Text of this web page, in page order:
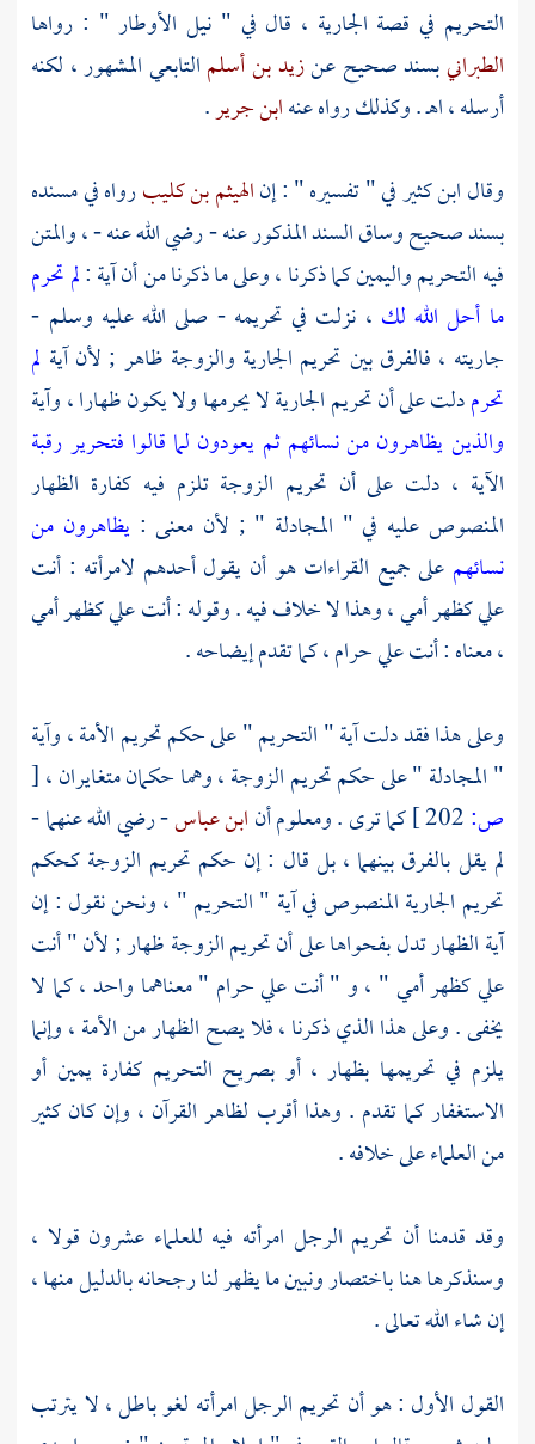
التحريم في قصة الجارية ، قال في " نيل الأوطار " : رواها
الطبرانيبسند صحيح عنزيد بن أسلمالتابعي المشهور ، لكنه
أرسله ، اهـ . وكذلك رواه عنهابن جرير.
وقالابن كثيرفي " تفسيره " : إنالهيثم بن كليبرواه في مسنده
بسند صحيح وساق السند المذكور عنه - رضي الله عنه - ، والمتن
فيه التحريم واليمين كما ذكرنا ، وعلى ما ذكرنا من أن آية :لم تحرم
ما أحل الله لك ، نزلت في تحريمه - صلى الله عليه وسلم -
جاريته ، فالفرق بين تحريم الجارية والزوجة ظاهر ; لأن آية لم
تحرمدلت على أن تحريم الجارية لا يحرمها ولا يكون ظهارا ، وآية
والذين يظاهرون من نسائهم ثم يعودون لما قالوا فتحرير رقبة
الآية ، دلت على أن تحريم الزوجة تلزم فيه كفارة الظهار
المنصوص عليه في " المجادلة " ; لأن معنى :يظاهرون من
نسائهم على جميع القراءات هو أن يقول أحدهم لامرأته : أنت
علي كظهر أمي ، وهذا لا خلاف فيه . وقوله : أنت علي كظهر أمي
، معناه : أنت علي حرام ، كما تقدم إيضاحه .
وعلى هذا فقد دلت آية " التحريم " على حكم تحريم الأمة ، وآية
" المجادلة " على حكم تحريم الزوجة ، وهما حكمان متغايران ،[
ص:
كما ترى . ومعلوم أنابن عباس- رضي الله عنهما -
لم يقل بالفرق بينهما ، بل قال : إن حكم تحريم الزوجة كحكم
تحريم الجارية المنصوص في آية " التحريم " ، ونحن نقول : إن
آية الظهار تدل بفحواها على أن تحريم الزوجة ظهار ; لأن " أنت
علي كظهر أمي " ، و " أنت علي حرام " معناهما واحد ، كما لا
يخفى . وعلى هذا الذي ذكرنا ، فلا يصح الظهار من الأمة ، وإنما
يلزم في تحريمها بظهار ، أو بصريح التحريم كفارة يمين أو
الاستغفار كما تقدم . وهذا أقرب لظاهر القرآن ، وإن كان كثير
من العلماء على خلافه .
وقد قدمنا أن تحريم الرجل امرأته فيه للعلماء عشرون قولا ،
وسنذكرها هنا باختصار ونبين ما يظهر لنا رجحانه بالدليل منها ،
إن شاء الله تعالى .
القول الأول : هو أن تحريم الرجل امرأته لغو باطل ، لا يترتب